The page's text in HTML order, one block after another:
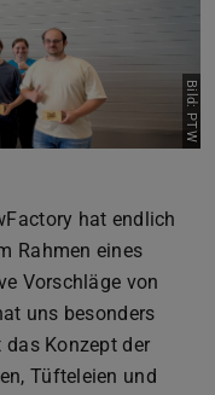
Bild: PTW
hat endlich
Rahmen eines
Vorschläge von
uns besonders
das Konzept der
Tüfteleien und